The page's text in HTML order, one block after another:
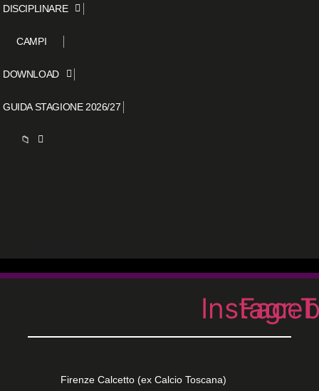
DISCIPLINARE
CAMPI
DOWNLOAD
GUIDA STAGIONE 2026/27
📁
Firenze Calcetto (ex Calcio Toscana)